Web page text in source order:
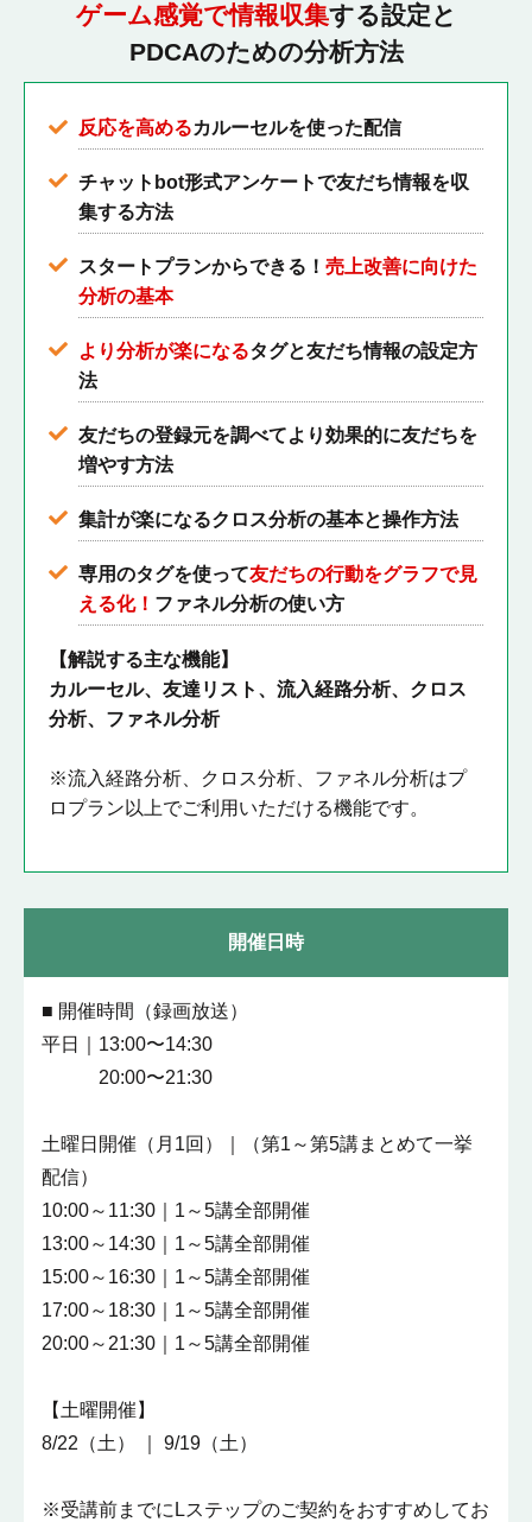
ゲーム感覚で情報収集する設定と
PDCAのための分析方法
反応を高めるカルーセルを使った配信
チャットbot形式アンケートで友だち情報を収
集する方法
スタートプランからできる！ 売上改善に向けた
分析の基本
より分析が楽になるタグと友だち情報の設定方
法
友だちの登録元を調べてより効果的に友だちを
増やす方法
集計が楽になるクロス分析の基本と操作方法
専用のタグを使って友だちの行動をグラフで見
える化！ ファネル分析の使い方
【解説する主な機能】
カルーセル、友達リスト、流入経路分析、クロス
分析、ファネル分析
※流入経路分析、クロス分析、ファネル分析はプ
ロプラン以上でご利用いただける機能です。
開催日時
■ 開催時間（録画放送）
平日｜13:00〜14:30
20:00〜21:30
土曜日開催（月1回）｜（第1～第5講まとめて一挙
配信）
10:00～11:30｜1～5講全部開催
13:00～14:30｜1～5講全部開催
15:00～16:30｜1～5講全部開催
17:00～18:30｜1～5講全部開催
20:00～21:30｜1～5講全部開催
【土曜開催】
8/22（土） ｜ 9/19（土）
※受講前までにLステップのご契約をおすすめしてお